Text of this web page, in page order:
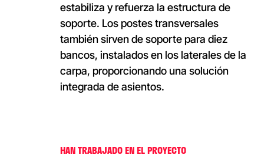
estabiliza y refuerza la estructura de
soporte. Los postes transversales
también sirven de soporte para diez
bancos, instalados en los laterales de la
carpa, proporcionando una solución
integrada de asientos.
HAN TRABAJADO EN EL PROYECTO